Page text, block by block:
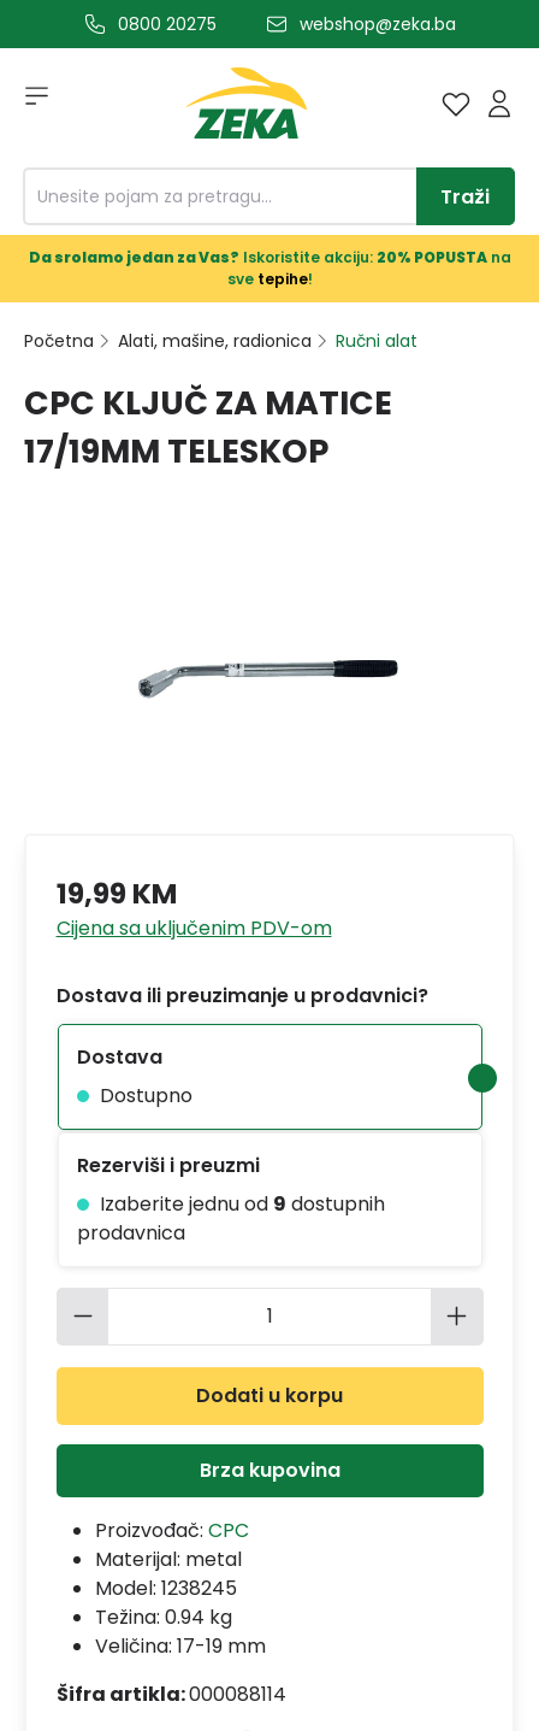
glavni sadržaj0800 20275 webshop@zeka.ba
Traži
Da srolamo jedan za Vas? Iskoristite akciju: 20% POPUSTAna
sve tepihe!
Početna Alati, mašine, radionica Ručni alat
CPC KLJUČ ZA MATICE
17/19MM TELESKOP
19,99 KM
Cijena sa uključenim PDV-om
Dostava ili preuzimanje u prodavnici?
Dostava
Dostupno
Rezerviši i preuzmi
Izaberite jednu od 9 dostupnih
prodavnica
Količina proizvoda: Unesite
Dodati u korpu
Brza kupovina
Proizvođač: CPC
Materijal: metal
Model: 1238245
Težina: 0.94 kg
Veličina: 17-19 mm
Šifra artikla:000088114